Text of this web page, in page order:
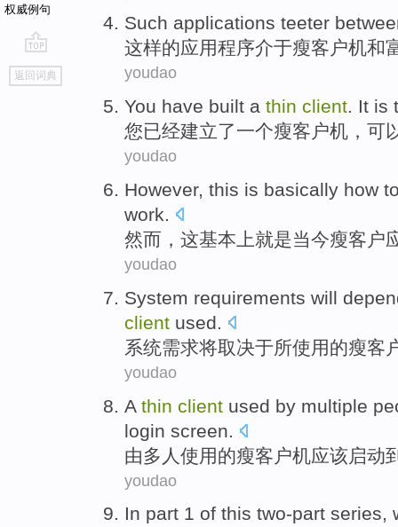
权威例句
go
top
返回词典
Such applications teeter
这样的应用程序介于瘦客户机和
youdao
You have built a thin client. It is
您已经建立了一个瘦客户机 ，可
youdao
However, this is basically how
work.
然而 ， 这基本上就是当今瘦客户
youdao
System requirements will
client used.
系统需求将取决于所使用的瘦客
youdao
A thin client used by multiple
login screen
由多人 使用的瘦客户机应该启动
youdao
In part 1 of this two-part series,